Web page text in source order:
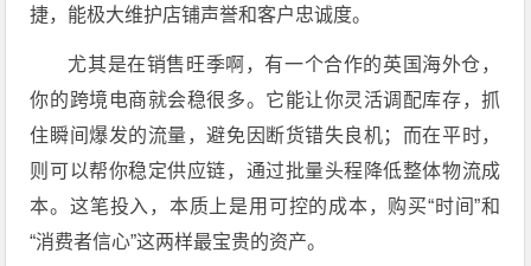
捷，能极大维护店铺声誉和客户忠诚度。
尤其是在销售旺季啊，有一个合作的英国海外仓，
你的跨境电商就会稳很多。它能让你灵活调配库存，抓
住瞬间爆发的流量，避免因断货错失良机；而在平时，
则可以帮你稳定供应链，通过批量头程降低整体物流成
本。这笔投入，本质上是用可控的成本，购买“时间”和
“消费者信心”这两样最宝贵的资产。